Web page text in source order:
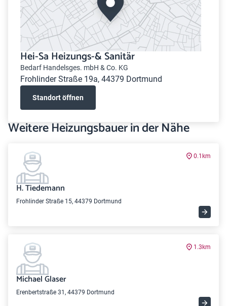
Hei-Sa Heizungs-& Sanitär
Bedarf Handelsges. mbH & Co. KG
Frohlinder Straße 19a, 44379 Dortmund
Standort öffnen
Weitere Heizungsbauer in der Nähe
0.1km
H. Tiedemann
Frohlinder Straße 15, 44379 Dortmund
1.3km
Michael Glaser
Erenbertstraße 31, 44379 Dortmund